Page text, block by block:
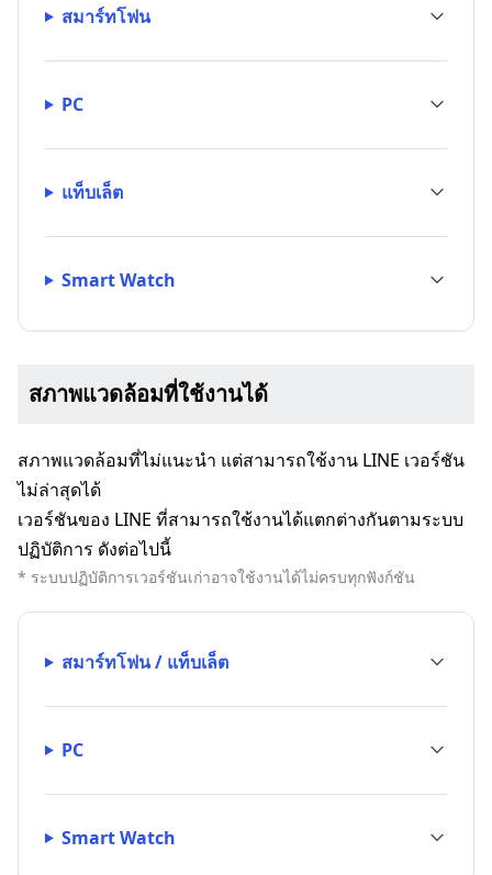
สมาร์ทโฟน
PC
แท็บเล็ต
Smart Watch
สภาพแวดล้อมที่ใช้งานได้
สภาพแวดล้อมที่ไม่แนะนำ แต่สามารถใช้งาน LINE เวอร์ชัน
ไม่ล่าสุดได้
เวอร์ชันของ LINE ที่สามารถใช้งานได้แตกต่างกันตามระบบ
ปฏิบัติการ ดังต่อไปนี้
* ระบบปฏิบัติการเวอร์ชันเก่าอาจใช้งานได้ไม่ครบทุกฟังก์ชัน
สมาร์ทโฟน / แท็บเล็ต
PC
Smart Watch